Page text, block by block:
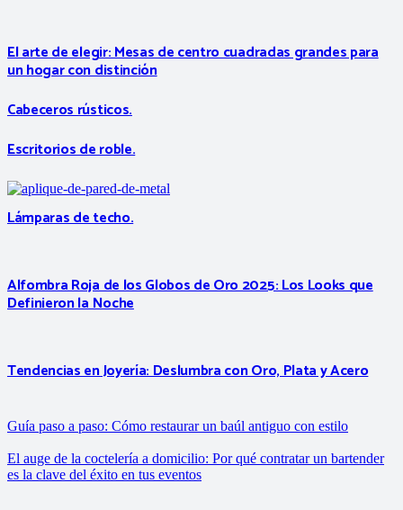
El arte de elegir: Mesas de centro cuadradas grandes para
un hogar con distinción
Cabeceros rústicos.
Escritorios de roble.
Lámparas de techo.
Alfombra Roja de los Globos de Oro 2025: Los Looks que
Definieron la Noche
Tendencias en Joyería: Deslumbra con Oro, Plata y Acero
Guía paso a paso: Cómo restaurar un baúl antiguo con estilo
El auge de la coctelería a domicilio: Por qué contratar un bartender
es la clave del éxito en tus eventos